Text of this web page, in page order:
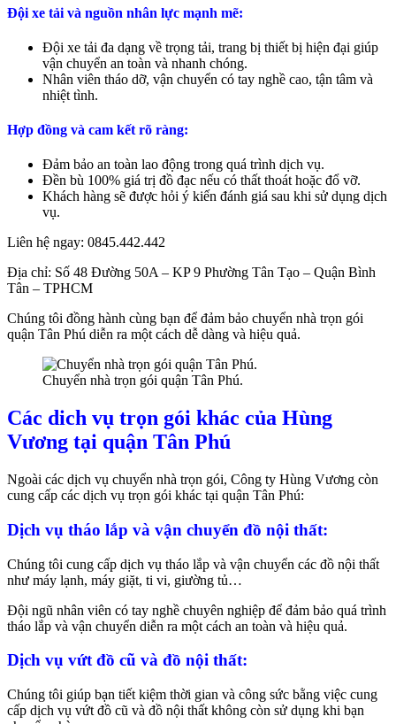
Đội xe tải và nguồn nhân lực mạnh mẽ:
Đội xe tải đa dạng về trọng tải, trang bị thiết bị hiện đại giúp
vận chuyển an toàn và nhanh chóng.
Nhân viên tháo dỡ, vận chuyển có tay nghề cao, tận tâm và
nhiệt tình.
Hợp đồng và cam kết rõ ràng:
Đảm bảo an toàn lao động trong quá trình dịch vụ.
Đền bù 100% giá trị đồ đạc nếu có thất thoát hoặc đổ vỡ.
Khách hàng sẽ được hỏi ý kiến đánh giá sau khi sử dụng dịch
vụ.
Liên hệ ngay: 0845.442.442
Địa chỉ: Số 48 Đường 50A – KP 9 Phường Tân Tạo – Quận Bình
Tân – TPHCM
Chúng tôi đồng hành cùng bạn để đảm bảo chuyển nhà trọn gói
quận Tân Phú diễn ra một cách dễ dàng và hiệu quả.
Chuyển nhà trọn gói quận Tân Phú.
Các dich vụ trọn gói khác của Hùng
Vương tại quận Tân Phú
Ngoài các dịch vụ chuyển nhà trọn gói, Công ty Hùng Vương còn
cung cấp các dịch vụ trọn gói khác tại quận Tân Phú:
Dịch vụ tháo lắp và vận chuyển đồ nội thất:
Chúng tôi cung cấp dịch vụ tháo lắp và vận chuyển các đồ nội thất
như máy lạnh, máy giặt, ti vi, giường tủ…
Đội ngũ nhân viên có tay nghề chuyên nghiệp để đảm bảo quá trình
tháo lắp và vận chuyển diễn ra một cách an toàn và hiệu quả.
Dịch vụ vứt đồ cũ và đồ nội thất:
Chúng tôi giúp bạn tiết kiệm thời gian và công sức bằng việc cung
cấp dịch vụ vứt đồ cũ và đồ nội thất không còn sử dụng khi bạn